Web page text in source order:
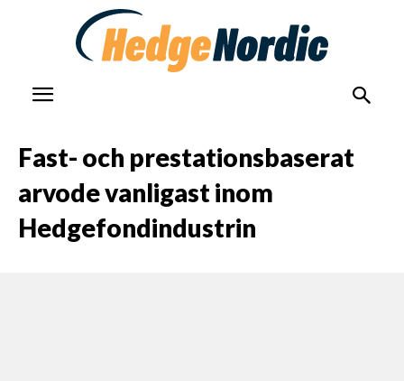
Fast- och prestationsbaserat
arvode vanligast inom
Hedgefondindustrin